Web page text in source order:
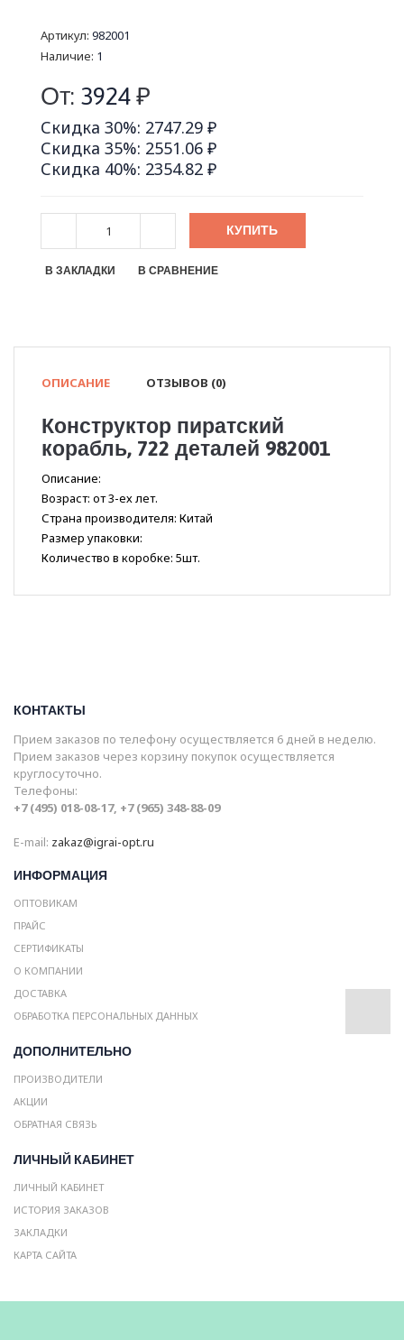
Артикул: 982001
Наличие: 1
От: 3924₽
Скидка 30%: 2747.29 ₽
Скидка 35%: 2551.06 ₽
Скидка 40%: 2354.82 ₽
КУПИТЬ
В ЗАКЛАДКИ В СРАВНЕНИЕ
ОПИСАНИЕ ОТЗЫВОВ (0)
Конструктор пиратский
корабль, 722 деталей 982001
Описание:
Возраст: от 3-ех лет.
Страна производителя: Китай
Размер упаковки:
Количество в коробке: 5шт.
КОНТАКТЫ
Прием заказов по телефону осуществляется 6 дней в неделю.
Прием заказов через корзину покупок осуществляется
круглосуточно.
Телефоны:
+7 (495) 018-08-17, +7 (965) 348-88-09
E-mail: zakaz@igrai-opt.ru
ИНФОРМАЦИЯ
ОПТОВИКАМ
ПРАЙС
СЕРТИФИКАТЫ
О КОМПАНИИ
ДОСТАВКА
ОБРАБОТКА ПЕРСОНАЛЬНЫХ ДАННЫХ
ДОПОЛНИТЕЛЬНО
ПРОИЗВОДИТЕЛИ
АКЦИИ
ОБРАТНАЯ СВЯЗЬ
ЛИЧНЫЙ КАБИНЕТ
ЛИЧНЫЙ КАБИНЕТ
ИСТОРИЯ ЗАКАЗОВ
ЗАКЛАДКИ
КАРТА САЙТА